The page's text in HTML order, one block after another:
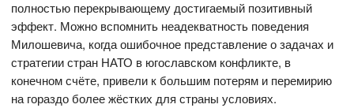
полностью перекрывающему достигаемый позитивный
эффект. Можно вспомнить неадекватность поведения
Милошевича, когда ошибочное представление о задачах и
стратегии стран НАТО в югославском конфликте, в
конечном счёте, привели к большим потерям и перемирию
на гораздо более жёстких для страны условиях.